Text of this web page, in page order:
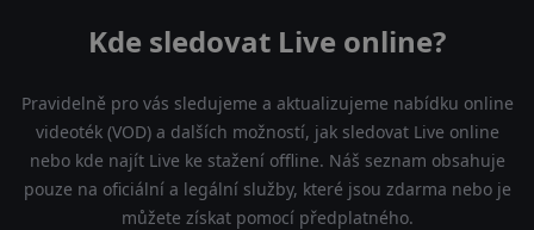
Kde sledovat Live online?
Pravidelně pro vás sledujeme a aktualizujeme nabídku online
videoték (VOD) a dalších možností, jak sledovat Live online
nebo kde najít Live ke stažení offline. Náš seznam obsahuje
pouze na oficiální a legální služby, které jsou zdarma nebo je
můžete získat pomocí předplatného.